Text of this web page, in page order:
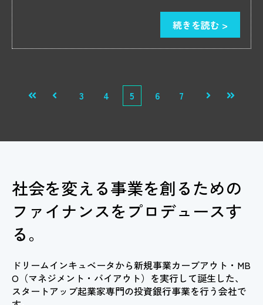
続きを読む >
最初 前へ 3 4 5 6 7 次へ 最後
社会を変える事業を創るための
ファイナンスをプロデュースす
る。
ドリームインキュベータから新規事業カーブアウト・MB
O（マネジメント・バイアウト）を実行して誕生した、
スタートアップ起業家専門の投資銀行事業を行う会社で